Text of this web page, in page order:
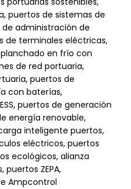
puertos de sistemas de
administración de
de terminales eléctricas,
en frío con
de red portuaria,
puertos de
con baterías,
puertos de generación
energía renovable,
inteligente puertos,
eléctricos, puertos
ecológicos, alianza
ZEPA,
Ampcontrol